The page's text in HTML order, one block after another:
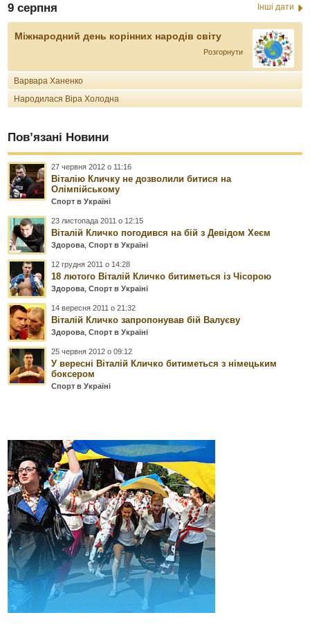
9 серпня Інші дати
Міжнародний день корінних народів світу
Розгорнути
Варвара Ханенко
Народилася Віра Холодна
Пов’язані Новини
27 червня 2012 о 11:16
Віталію Кличку не дозволили битися на
Олімпійському
Спорт в Україні
23 листопада 2011 о 12:15
Віталій Кличко погодився на бій з Девідом Хеєм
Здорова ,Спорт в Україні
12 грудня 2011 о 14:28
18 лютого Віталій Кличко битиметься із Чісорою
Здорова ,Спорт в Україні
14 вересня 2011 о 21:32
Віталій Кличко запропонував бій Валуєву
Здорова ,Спорт в Україні
25 червня 2012 о 09:12
У вересні Віталій Кличко битиметься з німецьким
боксером
Спорт в Україні